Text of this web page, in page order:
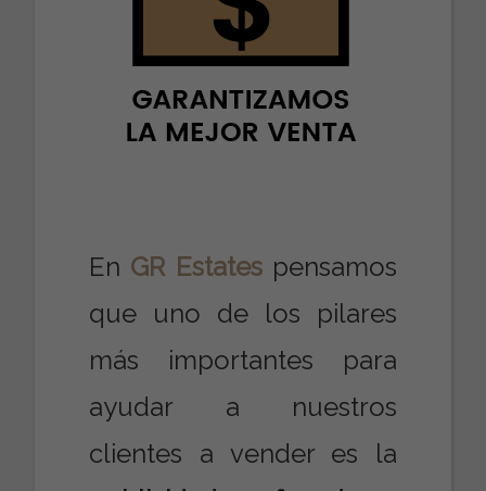
En GR Estatespensamos
que uno de los pilares
más importantes para
ayudar a nuestros
clientes a vender es la